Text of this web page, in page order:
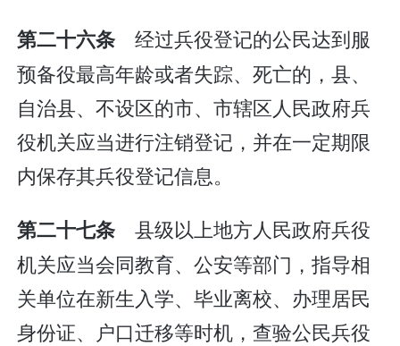
第二十六条经过兵役登记的公民达到服
预备役最高年龄或者失踪、死亡的，县、
自治县、不设区的市、市辖区人民政府兵
役机关应当进行注销登记，并在一定期限
内保存其兵役登记信息。
第二十七条县级以上地方人民政府兵役
机关应当会同教育、公安等部门，指导相
关单位在新生入学、毕业离校、办理居民
身份证、户口迁移等时机，查验公民兵役